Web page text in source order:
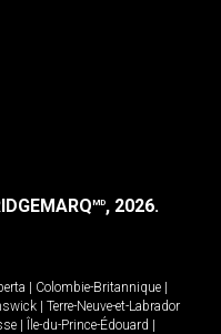
MD, 2026.
| Colombie-Britannique |
| Terre-Neuve-et-Labrador
| Île-du-Prince-Édouard |